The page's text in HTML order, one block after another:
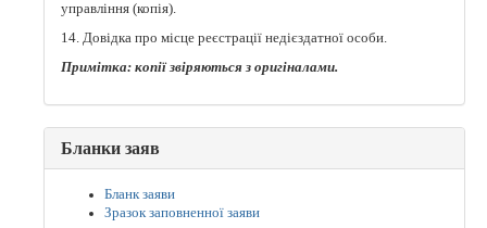
управління (копія).
14. Довідка про місце реєстрації недієздатної особи.
Примітка: копії звіряються з оригіналами.
Бланки заяв
Бланк заяви
Зразок заповненної заяви